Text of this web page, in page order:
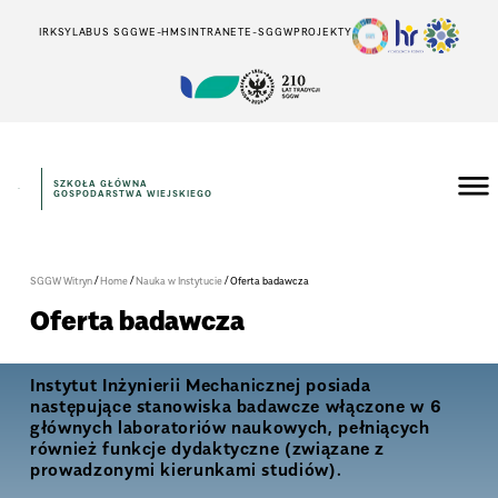
IRKSYLABUS SGGWE-HMSINTRANETE-SGGWPROJEKTY
SZKOŁA GŁÓWNA
GOSPODARSTWA WIEJSKIEGO
SGGW Witryn/Home/Nauka w Instytucie/Oferta badawcza
Oferta badawcza
Instytut Inżynierii Mechanicznej posiada
następujące stanowiska badawcze włączone w 6
głównych laboratoriów naukowych, pełniących
również funkcje dydaktyczne (związane z
prowadzonymi kierunkami studiów).